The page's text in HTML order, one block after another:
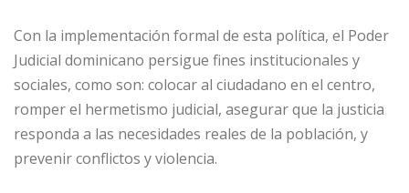
Con la implementación formal de esta política, el Poder
Judicial dominicano persigue fines institucionales y
sociales, como son: colocar al ciudadano en el centro,
romper el hermetismo judicial, asegurar que la justicia
responda a las necesidades reales de la población, y
prevenir conflictos y violencia.